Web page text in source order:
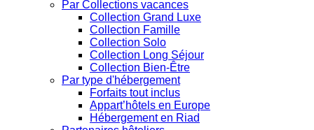
Par Collections vacances
Collection Grand Luxe
Collection Famille
Collection Solo
Collection Long Séjour
Collection Bien-Être
Par type d'hébergement
Forfaits tout inclus
Appart’hôtels en Europe
Hébergement en Riad